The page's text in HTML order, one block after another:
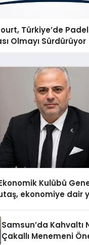
Türkiye’de Padel
Olmayı Sürdürüyor
Kulübü
ekonomiye dair
Samsun’da Kahvaltı
Çakallı Menemeni